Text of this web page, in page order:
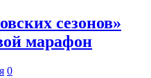
сезонов»
марафон
0